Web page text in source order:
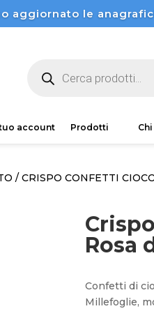
aggiornato le
search
account Prodotti
/ CRISPO CONFETTI
Rosa
Confetti di
Millefoglie,